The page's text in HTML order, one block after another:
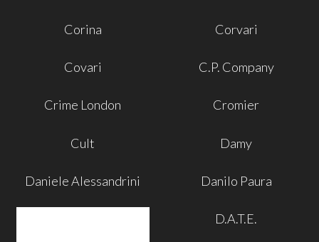
Corina Corvari
Covari C.P. Company
Crime London Cromier
Cult Damy
Daniele Alessandrini Danilo Paura
D.A.T.E.